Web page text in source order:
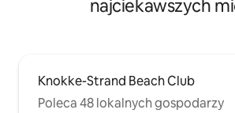
najciekawszych
Knokke-Strand Beach Club
Poleca 48 lokalnych gospodarzy